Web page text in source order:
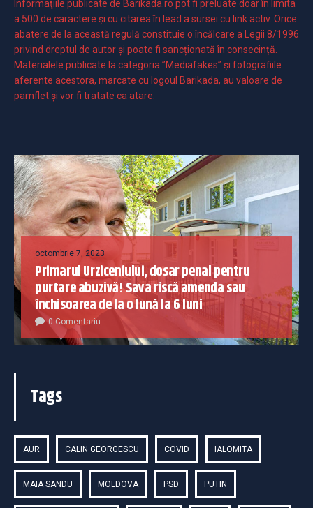
Informaţiile publicate de Barikada.ro pot fi preluate doar în limita
a 500 de caractere şi cu citarea în lead a sursei cu link activ. Orice
abatere de la această regulă constituie o încălcare a Legii 8/1996
privind dreptul de autor și poate fi sancționată în consecință.
Materialele publicate la categoria ”Mediafakes” și fotografiile
aferente acestora, marcate cu logoul Barikada, au valoare de
pamflet și vor fi tratate ca atare.
octombrie 7, 2023
Primarul Urziceniului, dosar penal pentru
purtare abuzivă! Sava riscă amenda sau
închisoarea de la o lună la 6 luni
0 Comentariu
Tags
AUR CALIN GEORGESCU COVID IALOMITA
MAIA SANDU MOLDOVA PSD PUTIN